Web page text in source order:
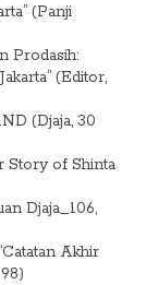
(Panji
Prodasih:
(Editor,
(Djaja, 30
Story of Shinta
Djaja_106,
Akhir